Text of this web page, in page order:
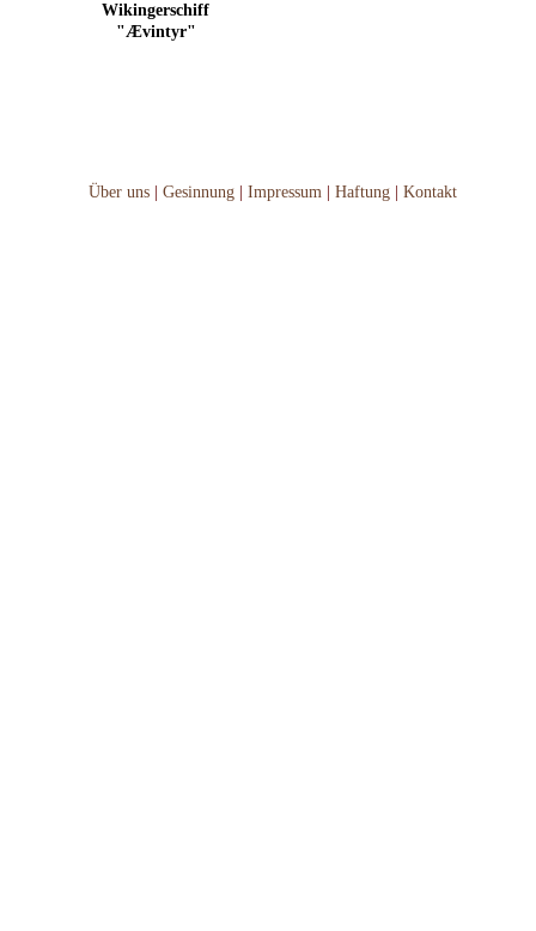
Wikingerschiff
"Ævintyr"
Über uns Gesinnung Impressum Haftung Kontakt